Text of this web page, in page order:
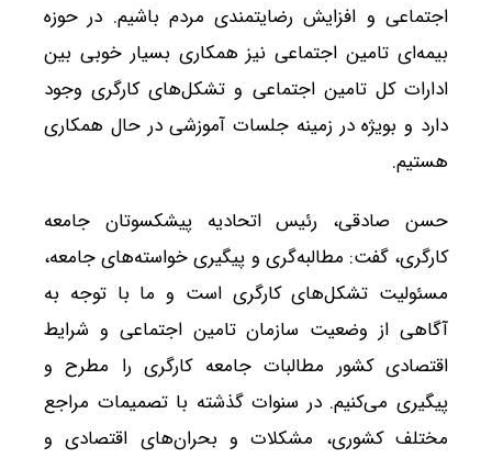
اجتماعی و افزایش رضایتمندی مردم باشیم. در حوزه
بیمه‌ای تامین اجتماعی نیز همکاری بسیار خوبی بین
ادارات کل تامین اجتماعی و تشکل‌های کارگری وجود
دارد و بویژه در زمینه جلسات آموزشی در حال همکاری
هستیم.
حسن صادقی، رئیس اتحادیه پیشکسوتان جامعه
کارگری، گفت: مطالبه‌گری و پیگیری خواسته‌های جامعه،
مسئولیت تشکل‌های کارگری است و ما با توجه به
آگاهی از وضعیت سازمان تامین اجتماعی و شرایط
اقتصادی کشور مطالبات جامعه کارگری را مطرح و
پیگیری می‌کنیم. در سنوات گذشته با تصمیمات مراجع
مختلف کشوری، مشکلات و بحران‌های اقتصادی و